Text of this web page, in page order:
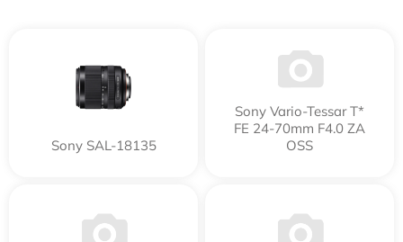
Sony SAL-18135
Sony Vario-Tessar T*
FE 24-70mm F4.0 ZA
OSS